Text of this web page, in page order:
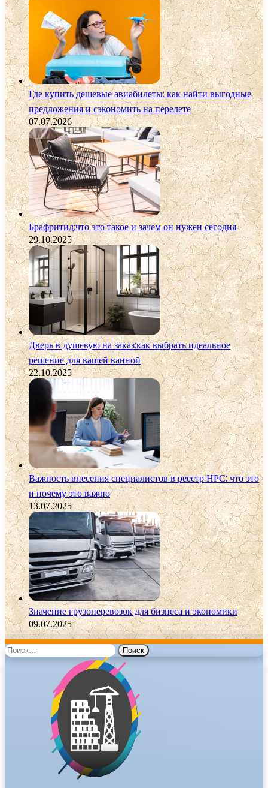
Где купить дешевые авиабилеты: как найти выгодные
предложения и сэкономить на перелете
07.07.2026
Брафритид:что это такое и зачем он нужен сегодня
29.10.2025
Дверь в душевую на заказ:как выбрать идеальное
решение для вашей ванной
22.10.2025
Важность внесения специалистов в реестр НРС: что это
и почему это важно
13.07.2025
Значение грузоперевозок для бизнеса и экономики
09.07.2025
Найти: